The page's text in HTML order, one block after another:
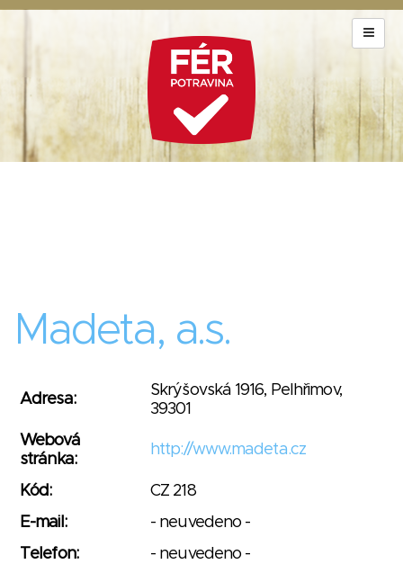
Madeta, a.s.
Adresa:
Skrýšovská 1916, Pelhřimov,
39301
Webová
stránka:
http://www.madeta.cz
Kód:
CZ 218
E-mail:
- neuvedeno -
Telefon:
- neuvedeno -